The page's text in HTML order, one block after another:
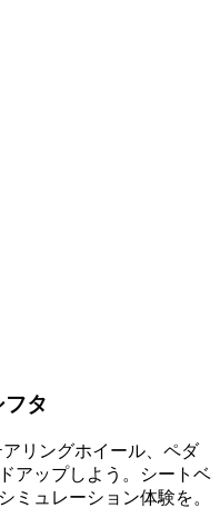
タ
リングホイール、ペダ
アップしよう。シートベ
ミュレーション体験を。